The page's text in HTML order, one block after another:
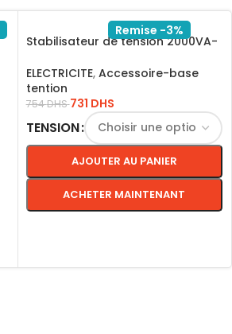
Remise -3%
Stabilisateur de tension 2000VA-
ELECTRICITE, Accessoire-base
tention
754DHS731 DHS
TENSION
AJOUTER AU PANIER
ACHETER MAINTENANT